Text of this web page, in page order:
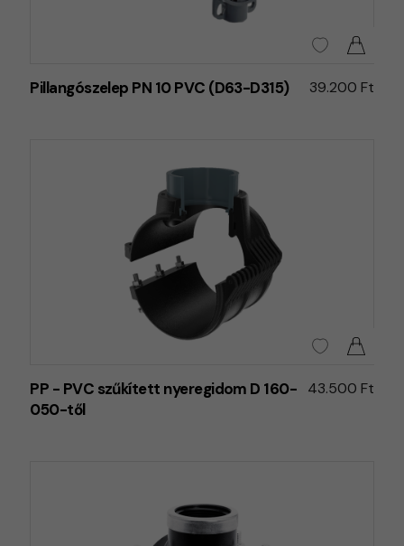
Pillangószelep PN 10 PVC (D63-D315) 39.200 Ft
PP - PVC szűkített nyeregidom D 160-
050-től
43.500 Ft